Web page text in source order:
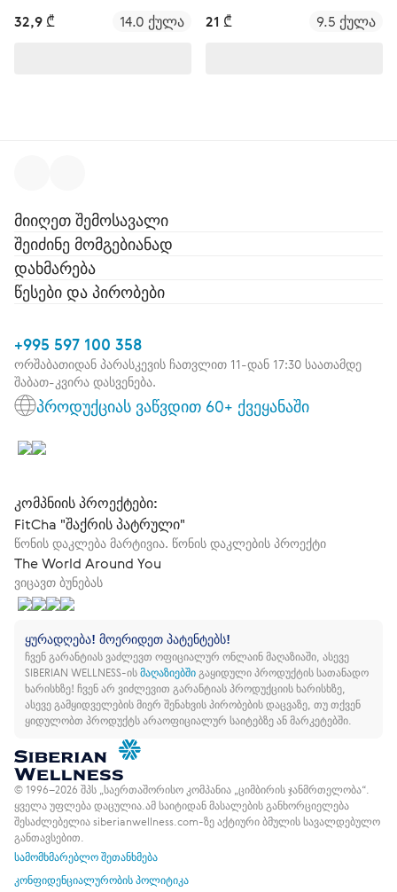
32,9 ₾ 14.0 ქულა 21 ₾ 9.5 ქულა
მიიღეთ შემოსავალი
შეიძინე მომგებიანად
დახმარება
წესები და პირობები
+995 597 100 358
ორშაბათიდან პარასკევის ჩათვლით 11-დან 17:30 საათამდე
შაბათ-კვირა დასვენება.
პროდუქციას ვაწვდით 60+ ქვეყანაში
კომპნიის პროექტები:
FitCha "შაქრის პატრული"
წონის დაკლება მარტივია. წონის დაკლების პროექტი
The World Around You
ვიცავთ ბუნებას
ყურადღება! მოერიდეთ პატენტებს!
ჩვენ გარანტიას ვაძლევთ ოფიციალურ ონლაინ მაღაზიაში, ასევე
SIBERIAN WELLNESS-ისმაღაზიებშიგაყიდული პროდუქტის სათანადო
ხარისხზე! ჩვენ არ ვიძლევით გარანტიას პროდუქციის ხარისხზე,
ასევე გამყიდველების მიერ შენახვის პირობების დაცვაზე, თუ თქვენ
ყიდულობთ პროდუქტს არაოფიციალურ საიტებზე ან მარკეტებში.
© 1996–2026 შპს „საერთაშორისო კომპანია „ციმბირის ჯანმრთელობა“.
ყველა უფლება დაცულია. ამ საიტიდან მასალების განხორციელება
შესაძლებელია siberianwellness.com-ზე აქტიური ბმულის სავალდებულო
განთავსებით.
სამომხმარებლო შეთანხმება
კონფიდენციალურობის პოლიტიკა